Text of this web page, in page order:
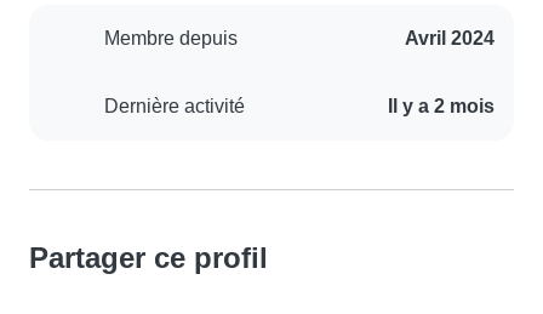
Membre depuis Avril 2024
Dernière activité Il y a 2 mois
Partager ce profil